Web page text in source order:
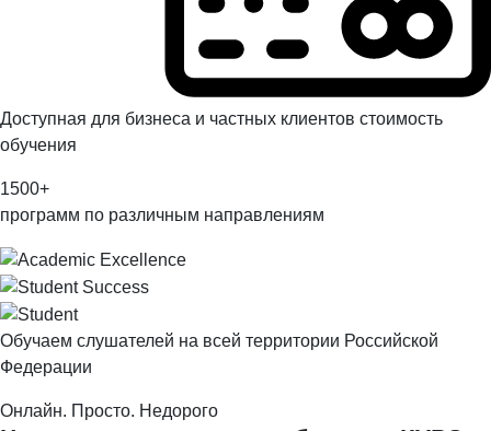
Доступная для бизнеса и частных клиентов стоимость
обучения
1500+
программ по различным направлениям
Обучаем слушателей на всей территории Российской
Федерации
Онлайн. Просто. Недорого